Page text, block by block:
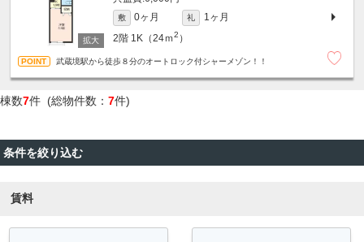
敷 0ヶ月 礼
1ヶ月
2階 1K（24ｍ2 ）
武蔵境駅から徒歩８分のオートロック付シャーメゾン！！
棟数7件 (総物件数： 7件)
条件を絞り込む
賃料